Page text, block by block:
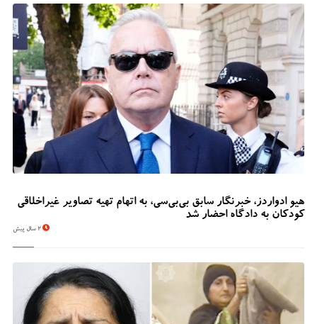
هیو ادواردز، خبرنگار سابق بی‌بی‌سی، به اتهام تهیه تصاویر غیراخلاقی
کودکان به دادگاه احضار شد
2 سال پیش